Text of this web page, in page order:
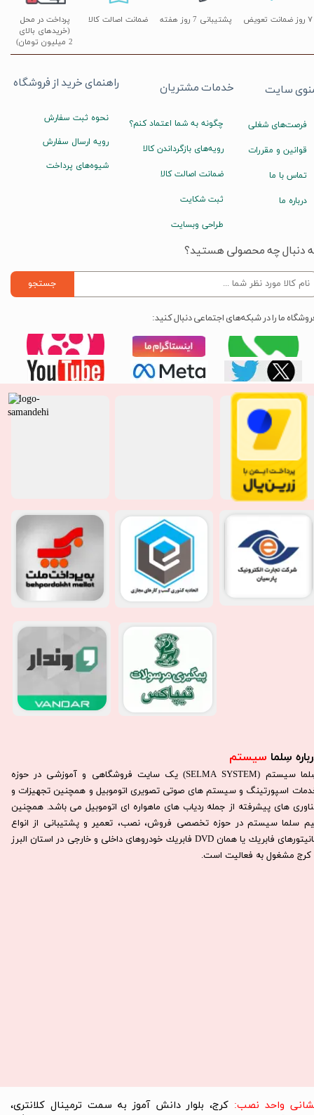
سِلما سیستم​​​​​​​
سِلما سيستم (SELMA SYSTEM) یک سایت فروشگاهی و آموزشی در حوزه
اسپورتینگ و سیستم های صوتی تصویری اتوموبیل و همچنین تجهیزات و
های پیشرفته از جمله ردیاب های ماهواره ای اتوموبیل می باشد. همچنين
سلما سيستم در حوزه تخصصی فروش، نصب، تعمير و پشتيبانی از انواع
مانيتورهای فابريك يا همان DVD فابريك خودروهای داخلی و خارجی در استان البرز
كرج مشغول به فعاليت است.​​​​​​​
پشتیبانی 7 روز هفته
پرداخت در محل
(خریدهای بالای
2 میلیون تومان)
۷ روز ضمانت تعویض ضمانت اصالت کالا
راهنمای خرید از فروشگاه
نحوه ثبت سفارش
رویه ارسال سفارش
شیوه‌های پرداخت
خدمات مشتریان
چگونه به شما اعتماد کنم؟
رویه‌های بازگرداندن کالا
ضمانت اصالت کالا
ثبت شکایت
طراحی وبسایت
سایت
فرصت‌های شغلی
قوانین و مقررات
تماس با ما
درباره ما
دنبال چه محصولی هستید؟
جستجو
ما را در شبکه‌های اجتماعی دنبال کنید:
واحد نصب: کرج، بلوار دانش آموز به سمت ترمینال کلانتری،